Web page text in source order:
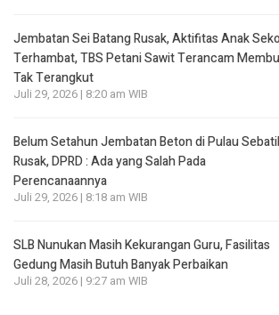
Jembatan Sei Batang Rusak, Aktifitas Anak
Terhambat, TBS Petani Sawit Terancam
Tak Terangkut
Juli 29, 2026 | 8:20 am WIB
Belum Setahun Jembatan Beton di Pulau
Rusak, DPRD : Ada yang Salah Pada
Perencanaannya
Juli 29, 2026 | 8:18 am WIB
SLB Nunukan Masih Kekurangan Guru, Fasilitas
Gedung Masih Butuh Banyak Perbaikan
Juli 28, 2026 | 9:27 am WIB